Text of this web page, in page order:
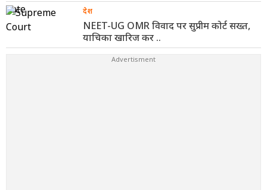
देश
NEET-UG OMR विवाद पर सुप्रीम कोर्ट सख्त,
याचिका खारिज कर ..